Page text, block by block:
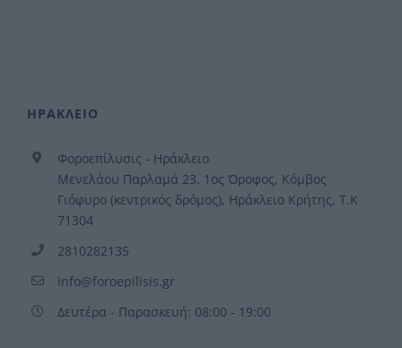
ΗΡΑΚΛΕΙΟ
Φοροεπίλυσις - Ηράκλειο
Μενελάου Παρλαμά 23, 1ος Όροφος, Κόμβος
Γιόφυρο (κεντρικός δρόμος), Ηράκλειο Κρήτης, Τ.Κ
71304
2810282135
info@foroepilisis.gr
Δευτέρα - Παρασκευή: 08:00 - 19:00